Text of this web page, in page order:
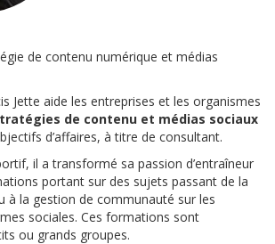
de contenu numérique et médias
Jette aide les entreprises et les organismes
de contenu et médias sociaux
d’affaires, à titre de consultant.
il a transformé sa passion d’entraîneur
portant sur des sujets passant de la
à la gestion de communauté sur les
sociales. Ces formations sont
ou grands groupes.